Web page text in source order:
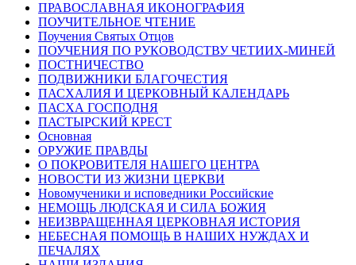
ПРАВОСЛАВНАЯ ИКОНОГРАФИЯ
ПОУЧИТЕЛЬНОЕ ЧТЕНИЕ
Поучения Святых Отцов
ПОУЧЕНИЯ ПО РУКОВОДСТВУ ЧЕТИИХ-МИНЕЙ
ПОСТНИЧЕСТВО
ПОДВИЖНИКИ БЛАГОЧЕСТИЯ
ПАСХАЛИЯ И ЦЕРКОВНЫЙ КАЛЕНДАРЬ
ПАСХА ГОСПОДНЯ
ПАСТЫРСКИЙ КРЕСТ
Основная
ОРУЖИЕ ПРАВДЫ
О ПОКРОВИТЕЛЯ НАШЕГО ЦЕНТРА
НОВОСТИ ИЗ ЖИЗНИ ЦЕРКВИ
Новомученики и исповедники Российские
НЕМОЩЬ ЛЮДСКАЯ И СИЛА БОЖИЯ
НЕИЗВРАЩЕННАЯ ЦЕРКОВНАЯ ИСТОРИЯ
НЕБЕСНАЯ ПОМОЩЬ В НАШИХ НУЖДАХ И
ПЕЧАЛЯХ